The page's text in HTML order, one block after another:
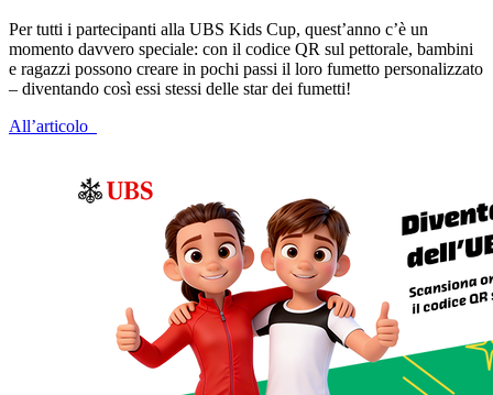
Per tutti i partecipanti alla UBS Kids Cup, quest’anno c’è un
momento davvero speciale: con il codice QR sul pettorale, bambini
e ragazzi possono creare in pochi passi il loro fumetto personalizzato
– diventando così essi stessi delle star dei fumetti!
All’articolo